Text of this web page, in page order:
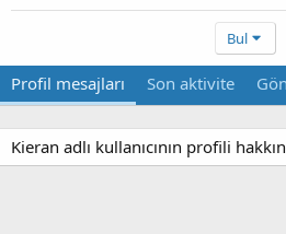
Bul
Profil mesajları Son aktivite
Kieran adlı kullanıcının profili